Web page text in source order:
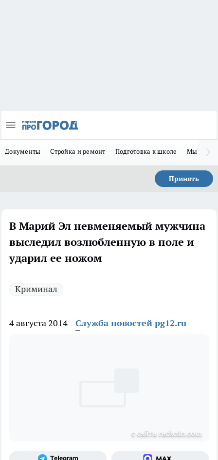
Документы Стройка и ремонт Подготовка к школе Мы в MAX
Принять
В Марий Эл невменяемый мужчина
выследил возлюбленную в поле и
ударил ее ножом
Криминал
4 августа 2014 Служба новостей pg12.ru
с сайта rackcdn.com